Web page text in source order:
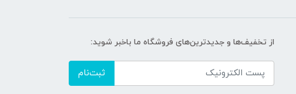
از تخفیف‌ها و جدیدترین‌های فروشگاه ما باخبر شوید:
ثبت‌نام